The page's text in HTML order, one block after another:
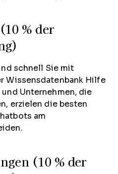
% der
schnell Sie mit
Wissensdatenbank Hilfe
Unternehmen, die
erzielen die besten
am
(10 % der